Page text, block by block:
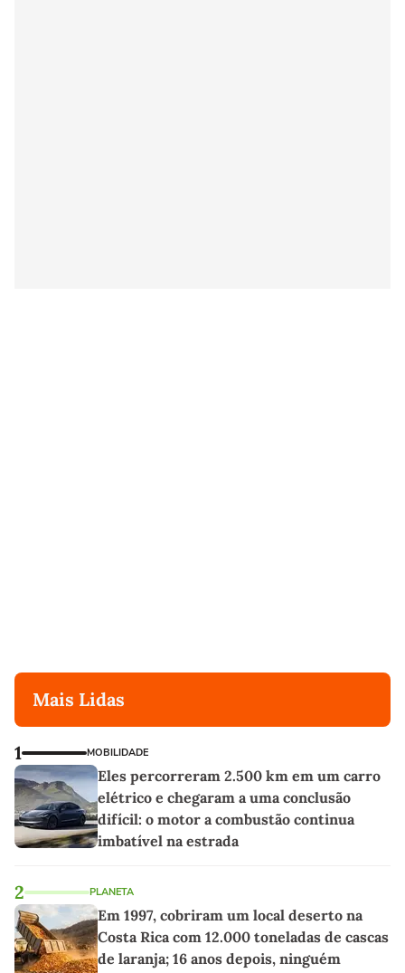
Mais Lidas
1 MOBILIDADE
Eles percorreram 2.500 km em um carro
elétrico e chegaram a uma conclusão
difícil: o motor a combustão continua
imbatível na estrada
2 PLANETA
Em 1997, cobriram um local deserto na
Costa Rica com 12.000 toneladas de cascas
de laranja; 16 anos depois, ninguém